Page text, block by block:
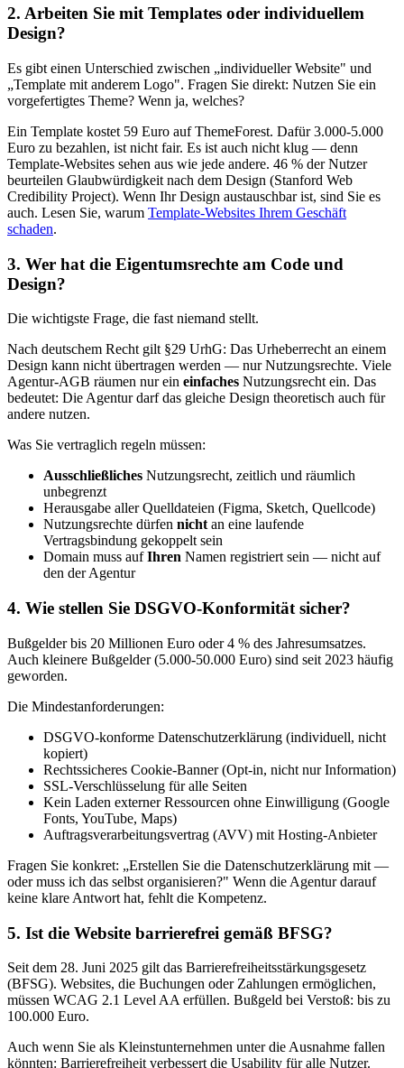
2. Arbeiten Sie mit Templates oder individuellem
Design?
Es gibt einen Unterschied zwischen „individueller Website" und
„Template mit anderem Logo". Fragen Sie direkt: Nutzen Sie ein
vorgefertigtes Theme? Wenn ja, welches?
Ein Template kostet 59 Euro auf ThemeForest. Dafür 3.000-5.000
Euro zu bezahlen, ist nicht fair. Es ist auch nicht klug — denn
Template-Websites sehen aus wie jede andere. 46 % der Nutzer
beurteilen Glaubwürdigkeit nach dem Design (Stanford Web
Credibility Project). Wenn Ihr Design austauschbar ist, sind Sie es
auch. Lesen Sie, warum Template-Websites Ihrem Geschäft
schaden.
3. Wer hat die Eigentumsrechte am Code und
Design?
Die wichtigste Frage, die fast niemand stellt.
Nach deutschem Recht gilt §29 UrhG: Das Urheberrecht an einem
Design kann nicht übertragen werden — nur Nutzungsrechte. Viele
Agentur-AGB räumen nur ein einfaches Nutzungsrecht ein. Das
bedeutet: Die Agentur darf das gleiche Design theoretisch auch für
andere nutzen.
Was Sie vertraglich regeln müssen:
Ausschließliches Nutzungsrecht, zeitlich und räumlich
unbegrenzt
Herausgabe aller Quelldateien (Figma, Sketch, Quellcode)
Nutzungsrechte dürfen nichtan eine laufende
Vertragsbindung gekoppelt sein
Domain muss aufIhren Namen registriert sein — nicht auf
den der Agentur
4. Wie stellen Sie DSGVO-Konformität sicher?
Bußgelder bis 20 Millionen Euro oder 4 % des Jahresumsatzes.
Auch kleinere Bußgelder (5.000-50.000 Euro) sind seit 2023 häufig
geworden.
Die Mindestanforderungen:
DSGVO-konforme Datenschutzerklärung (individuell, nicht
kopiert)
Rechtssicheres Cookie-Banner (Opt-in, nicht nur Information)
SSL-Verschlüsselung für alle Seiten
Kein Laden externer Ressourcen ohne Einwilligung (Google
Fonts, YouTube, Maps)
Auftragsverarbeitungsvertrag (AVV) mit Hosting-Anbieter
Fragen Sie konkret: „Erstellen Sie die Datenschutzerklärung mit —
oder muss ich das selbst organisieren?" Wenn die Agentur darauf
keine klare Antwort hat, fehlt die Kompetenz.
5. Ist die Website barrierefrei gemäß BFSG?
Seit dem 28. Juni 2025 gilt das Barrierefreiheitsstärkungsgesetz
(BFSG). Websites, die Buchungen oder Zahlungen ermöglichen,
müssen WCAG 2.1 Level AA erfüllen. Bußgeld bei Verstoß: bis zu
100.000 Euro.
Auch wenn Sie als Kleinstunternehmen unter die Ausnahme fallen
könnten: Barrierefreiheit verbessert die Usability für alle Nutzer.